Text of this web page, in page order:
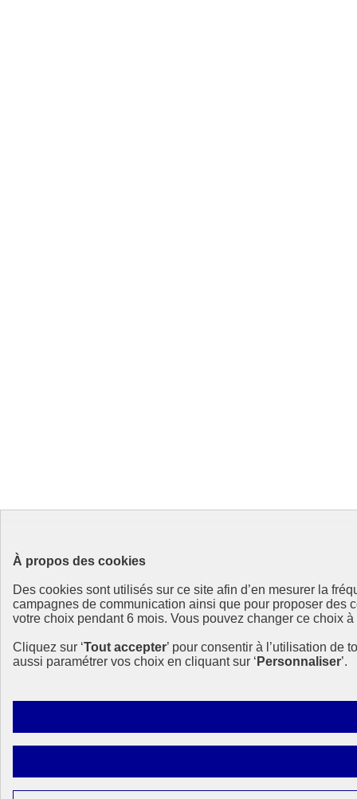
À propos des cookies
Des cookies sont utilisés sur ce site afin d’en mesurer la
campagnes de communication ainsi que pour proposer des
votre choix pendant 6 mois. Vous pouvez changer ce choix
Cliquez sur ‘Tout accepter’ pour consentir à l’utilisation de
aussi paramétrer vos choix en cliquant sur ‘ Personnaliser’.